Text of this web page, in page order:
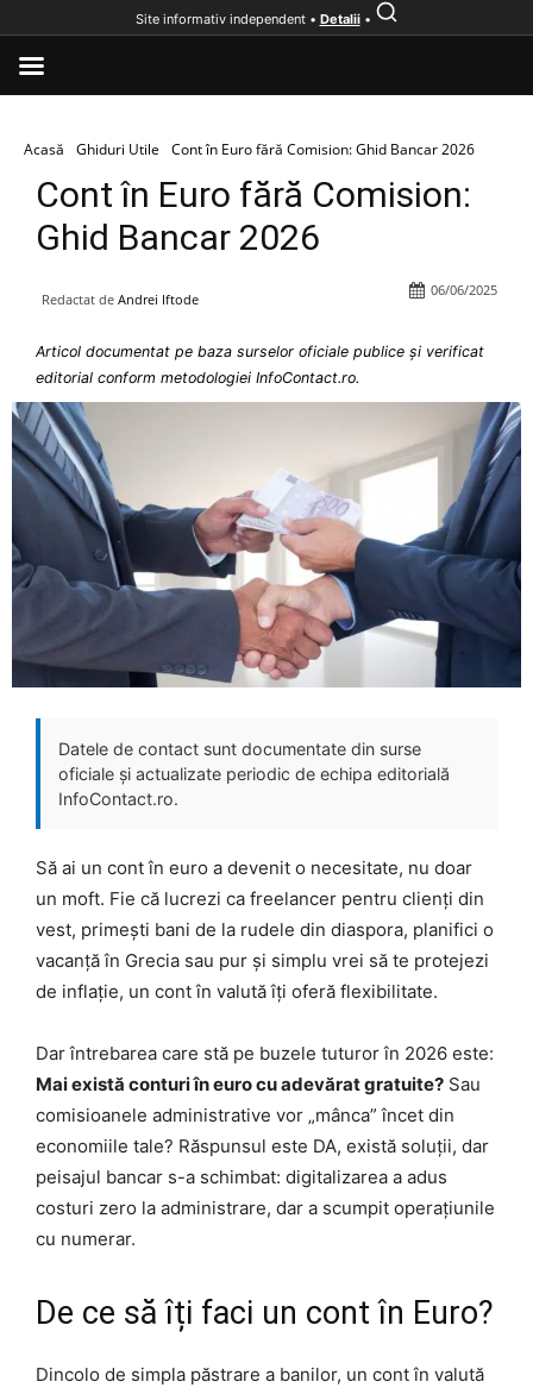
Acasă Ghiduri Utile Cont în Euro fără Comision: Ghid Bancar 2026
Cont în Euro fără Comision:
Ghid Bancar 2026
Redactat de Andrei Iftode
06/06/2025
Articol documentat pe baza surselor oficiale publice și verificat
editorial conform metodologiei InfoContact.ro.
Datele de contact sunt documentate din surse
oficiale și actualizate periodic de echipa editorială
InfoContact.ro.
Să ai un cont în euro a devenit o necesitate, nu doar
un moft. Fie că lucrezi ca freelancer pentru clienți din
vest, primești bani de la rudele din diaspora, planifici o
vacanță în Grecia sau pur și simplu vrei să te protejezi
de inflație, un cont în valută îți oferă flexibilitate.
Dar întrebarea care stă pe buzele tuturor în 2026 este:
Mai există conturi în euro cu adevărat gratuite? Sau
comisioanele administrative vor „mânca” încet din
economiile tale? Răspunsul este DA, există soluții, dar
peisajul bancar s-a schimbat: digitalizarea a adus
costuri zero la administrare, dar a scumpit operațiunile
cu numerar.
De ce să îți faci un cont în Euro?
Dincolo de simpla păstrare a banilor, un cont în valută
Site informativ independent • Detalii•